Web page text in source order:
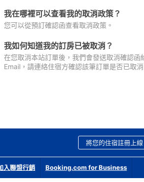
我在哪裡可以查看我的取消政策？
您可以從預訂確認函查看取消政策。
我如何知道我的訂房已被取消？
在您取消本站訂單後，我們會發送取消確認
Email，請連絡住宿方確認該筆訂單是否已取消
將您的住宿註冊上線
入聯盟行銷 Booking.com for Business